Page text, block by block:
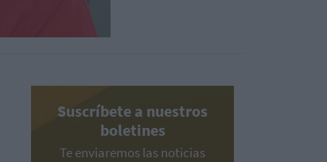
Suscríbete a nuestros
boletines
Te enviaremos las noticias